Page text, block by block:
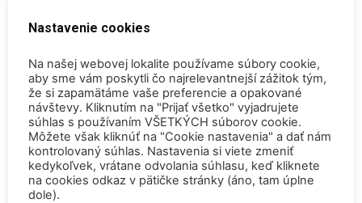
2. júla 2026
Palivo v Mochovciach 4: Slovensko upevňuje pozíciu medzi
jadrovou špičkou Európy
2. júla 2026
Startup Helion získal stámilióny na fúznu elektráreň pre
Microsoft
15. júna 2026
Prednáška o jadrovej energetike zaujala študentov aj
Nastavenie cookies
Na našej webovej lokalite používame súbory cookie,
aby sme vám poskytli čo najrelevantnejší zážitok tým,
že si zapamätáme vaše preferencie a opakované
návštevy. Kliknutím na "Prijať všetko" vyjadrujete
súhlas s používaním VŠETKÝCH súborov cookie.
Môžete však kliknúť na "Cookie nastavenia" a dať nám
kontrolovaný súhlas. Nastavenia si viete zmeniť
kedykoľvek, vrátane odvolania súhlasu, keď kliknete
na cookies odkaz v pätičke stránky (áno, tam úplne
dole).